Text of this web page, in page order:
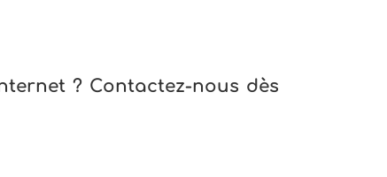
? Contactez-nous dès